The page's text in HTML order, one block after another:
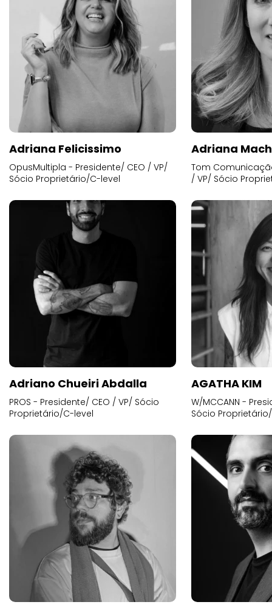
Adriana Felicissimo
OpusMultipla - Presidente/ CEO / VP/
Sócio Proprietário/C-level
Adriana
Tom
/ VP/ Sócio
Adriano Chueiri Abdalla
PROS - Presidente/ CEO / VP/ Sócio
Proprietário/C-level
AGATHA KIM
W/MCCANN -
Sócio